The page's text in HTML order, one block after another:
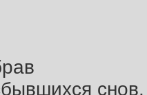
снов.